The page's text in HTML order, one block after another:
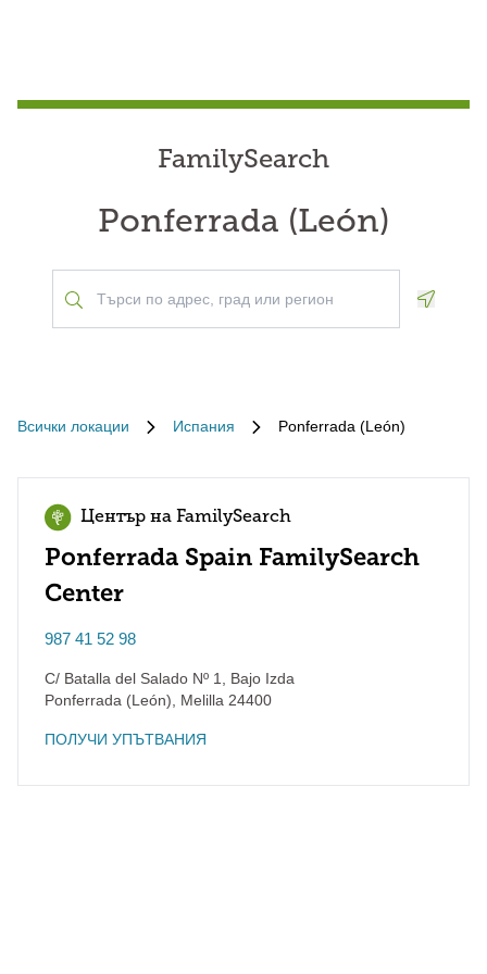
FamilySearch
Ponferrada (León)
Всички локации Испания Ponferrada (León)
Център на FamilySearch
Ponferrada Spain FamilySearch
Center
987 41 52 98
C/ Batalla del Salado Nº 1, Bajo Izda
Ponferrada (León)
Melilla 24400
ПОЛУЧИ УПЪТВАНИЯ